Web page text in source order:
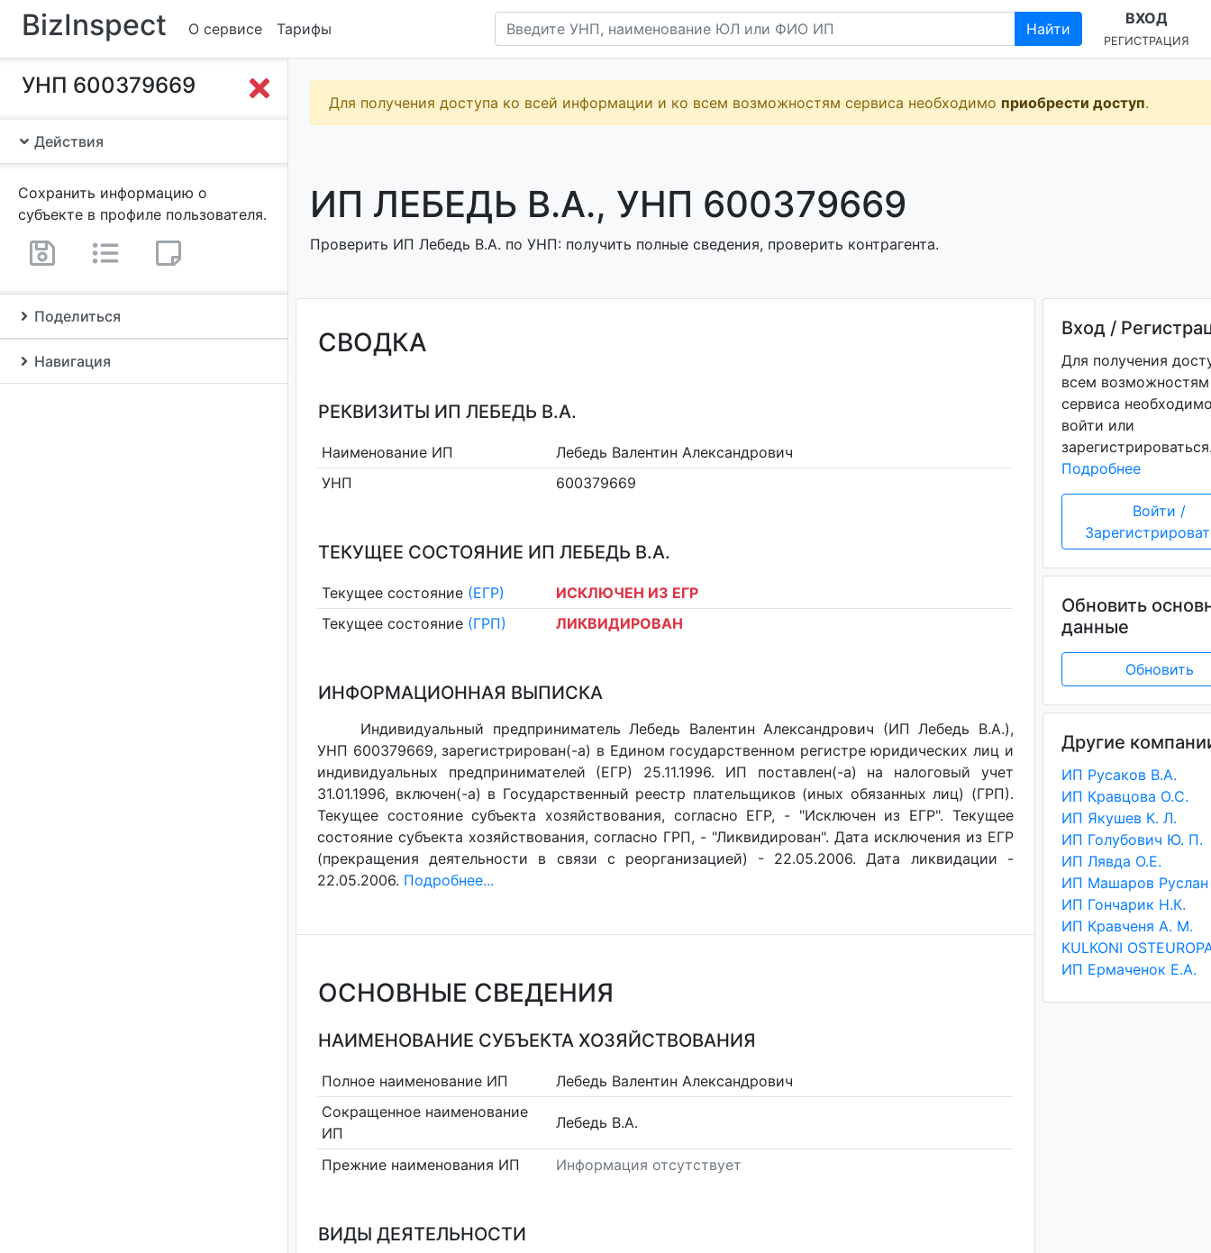
BizInspect О сервисе Тарифы Найти
ВХОД
РЕГИСТРАЦИЯ
УНП 600379669
Действия
Сохранить информацию о
субъекте в профиле пользователя.
Поделиться
Навигация
Для получения доступа ко всей информации и ко всем возможностям сервиса необходимо приобрести доступ.
ИП ЛЕБЕДЬ В.А., УНП 600379669
Проверить ИП Лебедь В.А. по УНП: получить полные сведения, проверить контрагента.
СВОДКА
РЕКВИЗИТЫ ИП ЛЕБЕДЬ В.А.
Наименование ИП
Лебедь Валентин Александрович
УНП
600379669
ТЕКУЩЕЕ СОСТОЯНИЕ ИП ЛЕБЕДЬ В.А.
Текущее состояние (ЕГР)
ИСКЛЮЧЕН ИЗ ЕГР
Текущее состояние (ГРП) ЛИКВИДИРОВАН
ИНФОРМАЦИОННАЯ ВЫПИСКА
Индивидуальный предприниматель Лебедь Валентин Александрович (ИП Лебедь В.А.),
УНП 600379669, зарегистрирован(-а) в Едином государственном регистре юридических лиц и
индивидуальных предпринимателей (ЕГР) 25.11.1996. ИП поставлен(-a) на налоговый учет
31.01.1996, включен(-a) в Государственный реестр плательщиков (иных обязанных лиц) (ГРП).
Текущее состояние субъекта хозяйствования, согласно ЕГР, - "Исключен из ЕГР". Текущее
состояние субъекта хозяйствования, согласно ГРП, - "Ликвидирован". Дата исключения из ЕГР
(прекращения деятельности в связи с реорганизацией) - 22.05.2006. Дата ликвидации -
22.05.2006. Подробнее...
ОСНОВНЫЕ СВЕДЕНИЯ
НАИМЕНОВАНИЕ СУБЪЕКТА ХОЗЯЙСТВОВАНИЯ
Полное наименование ИП
Лебедь Валентин Александрович
Сокращенное наименование
ИП
Лебедь В.А.
Прежние наименования ИП Информация отсутствует
ВИДЫ ДЕЯТЕЛЬНОСТИ
Вход /
Для получения
всем возможностям
сервиса
войти или
Подробнее
Войти /
Обновить
данные
Обновить
Другие
ИП Русаков В.А.
ИП Кравцова О.С.
ИП Якушев К. Л.
ИП Голубович Ю. П.
ИП Лявда О.Е.
ИП Гончарик Н.К.
ИП Кравченя А. М.
ИП Ермаченок Е.А.